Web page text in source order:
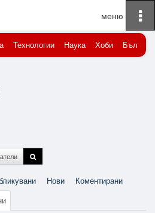
Технологии Наука Хоби
Нови
Коментирани